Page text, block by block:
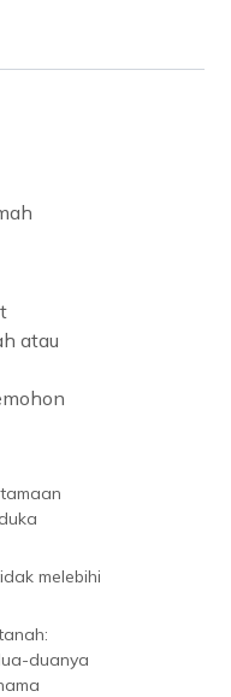
atau
melebihi
duanya